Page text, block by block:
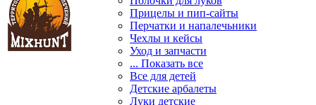
Прицелы и пип-сайты
Перчатки и напалечьники
Чехлы и кейсы
Уход и запчасти
... Показать все
Все для детей
Детские арбалеты
Луки детские